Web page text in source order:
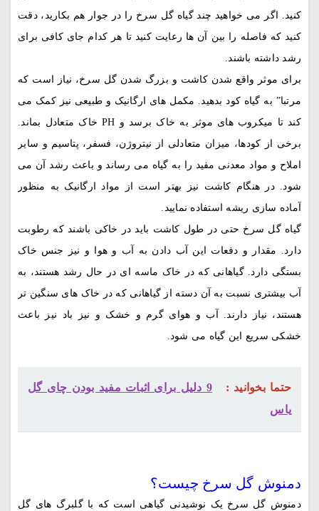
کنید. اگر می خواهید چند گیاه گل سرخ را در جوار هم بکارید، دقت
کنید که فاصله را بین آن ها رعایت کنید تا هر کدام جای کافی برای
رشد داشته باشند.
برای موثر واقع شدن کاشت و بزرگ شدن گل سرخ، نیاز است که
مرتبا” به گیاه کود بدهید. مکمل های ارگانیک و طبیعی نیز کمک می
کند تا میکروب های موثر به خاک برسد و PH خاک متعادل بماند.
برخی از کودها، میزان متعادلی از نیتروژن، فسفر، پتاسیم و سایر
املاح و مواد معدنی مفید را به گیاه می رساند و باعث رشد آن می
شود. در هنگام کاشت نیز بهتر است از مواد ارگانیک به منظور
آماده سازی ریشه استفاده نمایید.
گیاه گل سرخ حتی در طول کاشت باید در خاکی باشند که رطوبت
دارد. مقدار و دفعات این آب دادن به آب و هوا و نیز جنس خاک
بستگی دارد. گیاهانی که در خاک ماسه ای در حال رشد هستند، به
آب بیشتری نسبت به آن دسته از گیاهانی که در خاک های سنگین تر
هستند، نیاز دارند. آب و هوای گرم و خشک و نیز باد نیز باعث
خشکی سریع این گیاه می شود.
حتما بخوانید :
9 دلیل برای اثبات مفید بودن چای گل
یاس
دمنوش گل سرخ چیست؟
دمنوش گل سرخ یک نوشیدنی گیاهی است که با گلبرگ های گل